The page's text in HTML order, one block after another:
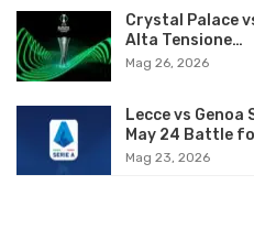
Crystal Palace
Alta Tensione…
Mag 26, 2026
Lecce vs Genoa
May 24 Battle
Mag 23, 2026